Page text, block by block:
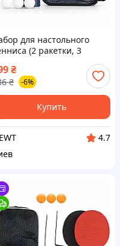
для настольного
(2 ракетки, 3
чехол) Newt CUP
CM-11
₴
₴ -6%
Купить
4.7